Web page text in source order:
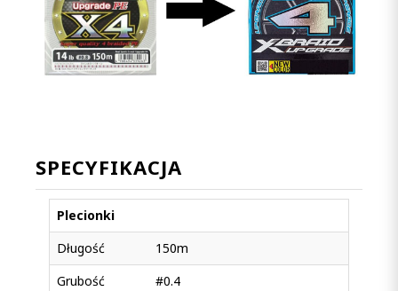
SPECYFIKACJA
Plecionki
Długość
150m
Grubość
#0.4